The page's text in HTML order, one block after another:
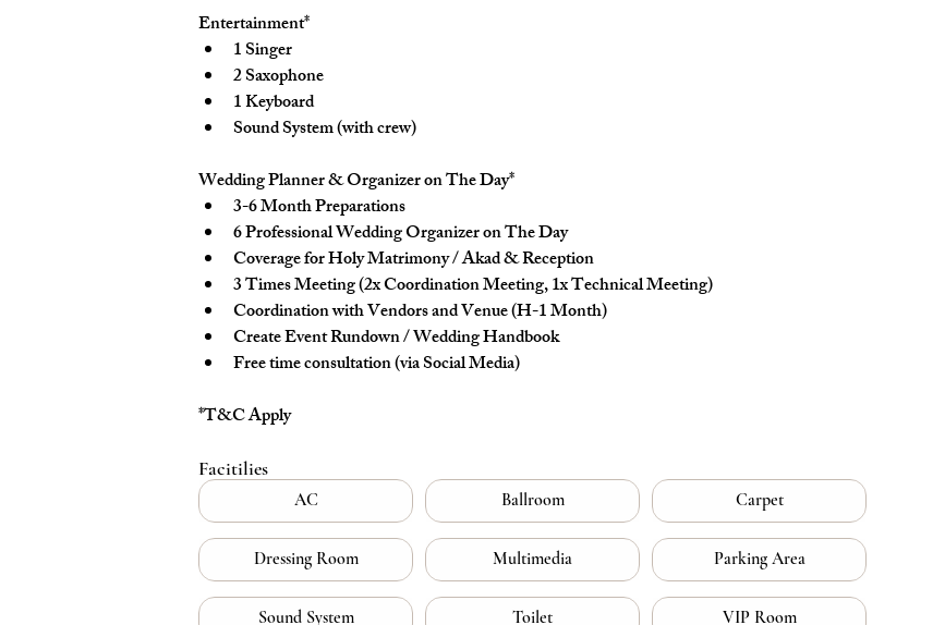
Entertainment*
1 Singer
2 Saxophone
1 Keyboard
Sound System (with crew)
Wedding Planner & Organizer on The Day*
3-6 Month Preparations
6 Professional Wedding Organizer on The Day
Coverage for Holy Matrimony / Akad & Reception
3 Times Meeting (2x Coordination Meeting, 1x Technical Meeting)
Coordination with Vendors and Venue (H-1 Month)
Create Event Rundown / Wedding Handbook
Free time consultation (via Social Media)
*T&C Apply
Facitilies
AC
Dressing Room
Sound System
Ballroom
Multimedia
Toilet
Carpet
Parking Area
VIP Room